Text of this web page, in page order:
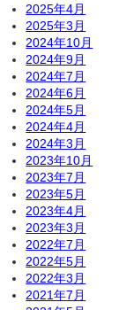
2025年4月
2025年3月
2024年10月
2024年9月
2024年7月
2024年6月
2024年5月
2024年4月
2024年3月
2023年10月
2023年7月
2023年5月
2023年4月
2023年3月
2022年7月
2022年5月
2022年3月
2021年7月